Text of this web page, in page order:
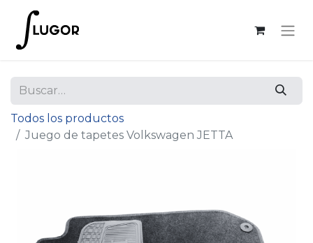
Todos los productos
Juego de tapetes Volkswagen JETTA